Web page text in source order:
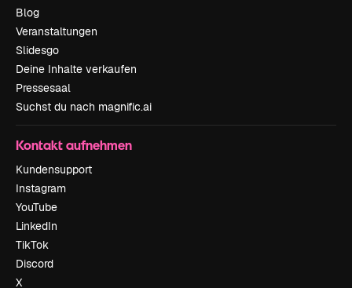
Blog
Veranstaltungen
Slidesgo
Deine Inhalte verkaufen
Pressesaal
Suchst du nach magnific.ai
Kontakt aufnehmen
Kundensupport
Instagram
YouTube
LinkedIn
TikTok
Discord
X